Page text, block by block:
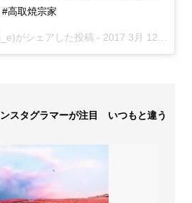
高取焼宗家
がシェアした投稿 - 2017 3月 12 4:57午前 PDT
スタグラマーが注目 いつもと違う